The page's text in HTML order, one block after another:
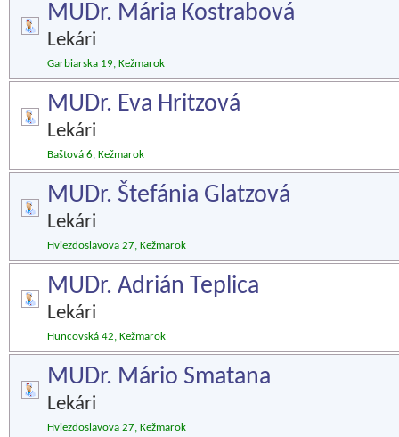
MUDr. Mária Kostrabová
Lekári
Garbiarska 19, Kežmarok
MUDr. Eva Hritzová
Lekári
Baštová 6, Kežmarok
MUDr. Štefánia Glatzová
Lekári
Hviezdoslavova 27, Kežmarok
MUDr. Adrián Teplica
Lekári
Huncovská 42, Kežmarok
MUDr. Mário Smatana
Lekári
Hviezdoslavova 27, Kežmarok